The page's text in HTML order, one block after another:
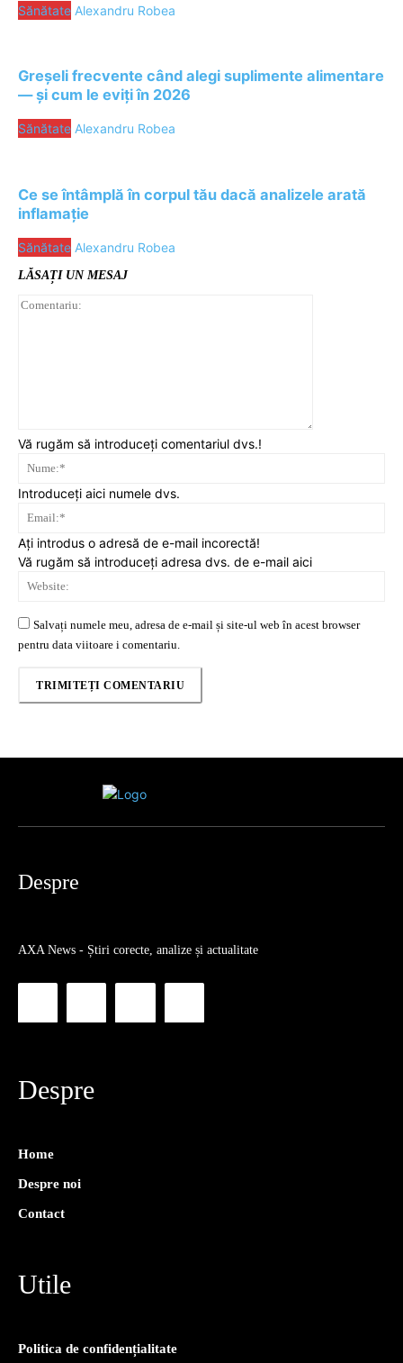
Sănătate Alexandru Robea
Greșeli frecvente când alegi suplimente alimentare
— și cum le eviți în 2026
Sănătate Alexandru Robea
Ce se întâmplă în corpul tău dacă analizele arată
inflamație
Sănătate Alexandru Robea
LĂSAȚI UN MESAJ
Vă rugăm să introduceți comentariul dvs.!
Introduceți aici numele dvs.
Ați introdus o adresă de e-mail incorectă!
Vă rugăm să introduceți adresa dvs. de e-mail aici
Salvați numele meu, adresa de e-mail și site-ul web în acest browser
pentru data viitoare i comentariu.
Despre
AXA News - Știri corecte, analize și actualitate
Despre
Home
Despre noi
Contact
Utile
Politica de confidențialitate